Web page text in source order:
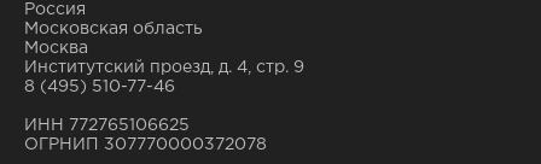
Россия
Московская область
Москва
Институтский проезд, д. 4, стр. 9
8 (495) 510-77-46
ИНН 772765106625
ОГРНИП 307770000372078